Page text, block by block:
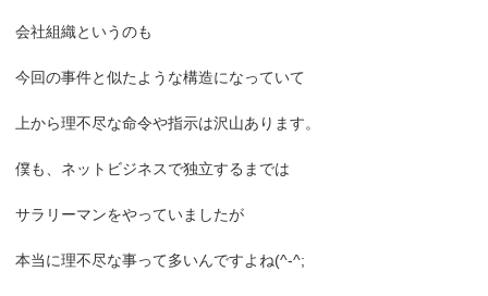
会社組織というのも
今回の事件と似たような構造になっていて
上から理不尽な命令や指示は沢山あります。
僕も、ネットビジネスで独立するまでは
サラリーマンをやっていましたが
本当に理不尽な事って多いんですよね(^-^;